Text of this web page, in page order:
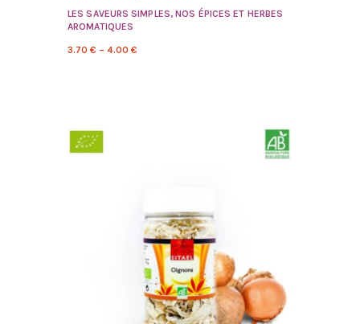
LES SAVEURS SIMPLES,NOS ÉPICES ET HERBES
AROMATIQUES
3.70 € – 4.00 €